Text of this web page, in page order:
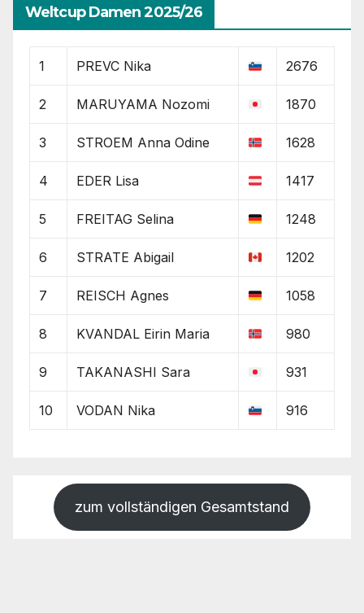
Weltcup Damen 2025/26
1 PREVC Nika 2676
2 MARUYAMA Nozomi 1870
3 STROEM Anna Odine 1628
4 EDER Lisa 1417
5 FREITAG Selina 1248
6 STRATE Abigail 1202
7 REISCH Agnes 1058
8 KVANDAL Eirin Maria 980
9 TAKANASHI Sara 931
10 VODAN Nika 916
zum vollständigen Gesamtstand